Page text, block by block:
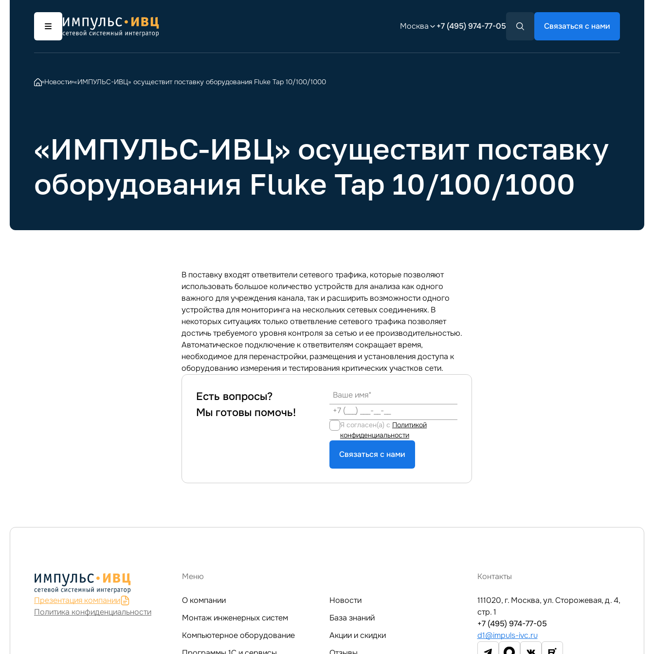
Москва +7 (495) 974-77-05 Связаться с нами
Новости «ИМПУЛЬС-ИВЦ» осуществит поставку оборудования Fluke Tap 10/100/1000
«ИМПУЛЬС-ИВЦ» осуществит поставку
оборудования Fluke Tap 10/100/1000
В поставку входят ответвители сетевого трафика, которые позволяют
использовать большое количество устройств для анализа как одного
важного для учреждения канала, так и расширить возможности одного
устройства для мониторинга на нескольких сетевых соединениях. В
некоторых ситуациях только ответвление сетевого трафика позволяет
достичь требуемого уровня контроля за сетью и ее производительностью.
Автоматическое подключение к ответвителям сокращает время,
необходимое для перенастройки, размещения и установления доступа к
оборудованию измерения и тестирования критических участков сети.
Есть вопросы?
Мы готовы помочь!
Я согласен(а) с Политикой
конфиденциальности
Связаться с нами
Презентация компании
Политика конфиденциальности
Меню
О компании
Монтаж инженерных систем
Компьютерное оборудование
Новости
База знаний
Акции и скидки
Контакты
111020, г. Москва, ул. Сторожевая, д. 4,
стр. 1
+7 (495) 974-77-05
d1@impuls-ivc.ru